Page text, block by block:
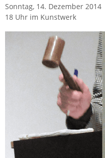
Sonn­tag, 14. De­zem­ber 2014
18 Uhr im Kunst­werk